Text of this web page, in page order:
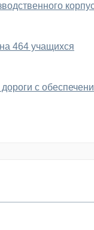
464 учащихся
с